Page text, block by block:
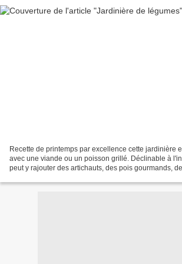
Recette de printemps par excellence cette jardinière
avec une viande ou un poisson grillé. Déclinable à
peut y rajouter des artichauts, des pois gourmands,